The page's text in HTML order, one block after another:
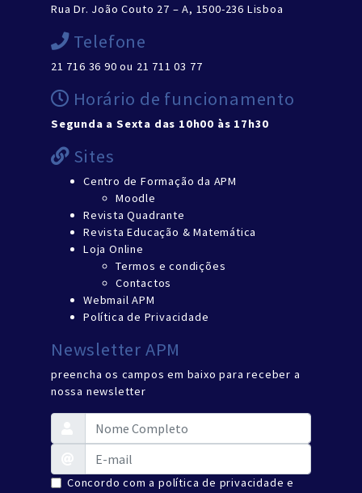
Rua Dr. João Couto 27 – A, 1500-236 Lisboa
Telefone
21 716 36 90 ou 21 711 03 77
Horário de funcionamento
Segunda a Sexta das 10h00 às 17h30
Sites
Centro de Formação da APM
Moodle
Revista Quadrante
Revista Educação & Matemática
Loja Online
Termos e condições
Contactos
Webmail APM
Política de Privacidade
Newsletter APM
preencha os campos em baixo para receber a
nossa newsletter
Concordo com a política de privacidade e